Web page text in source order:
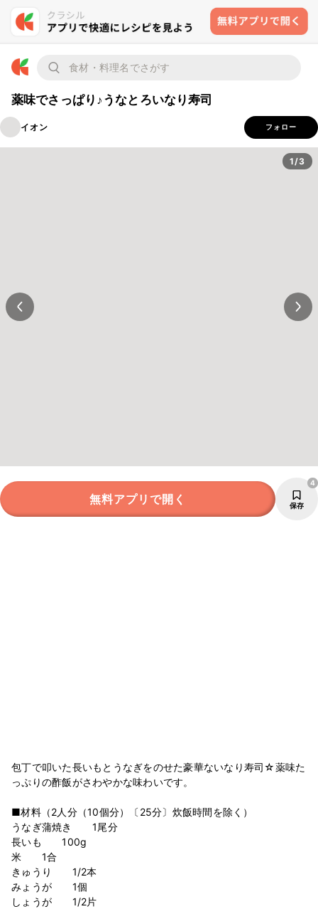
薬味でさっぱり♪うなとろいなり寿司
イオン フォロー
1/3
無料アプリで開く 保存
4
包丁で叩いた長いもとうなぎをのせた豪華ないなり寿司☆薬味た
っぷりの酢飯がさわやかな味わいです。
■材料（2人分（10個分）〔25分〕炊飯時間を除く）
うなぎ蒲焼き 1尾分
長いも 100g
米 1合
きゅうり 1/2本
みょうが 1個
しょうが 1/2片